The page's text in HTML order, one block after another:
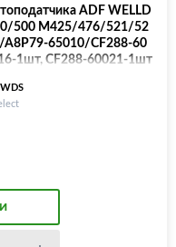
ADF WELLD
500 M425/476/521/52
65010/CF288-60
1шт, CF288-60021-1шт